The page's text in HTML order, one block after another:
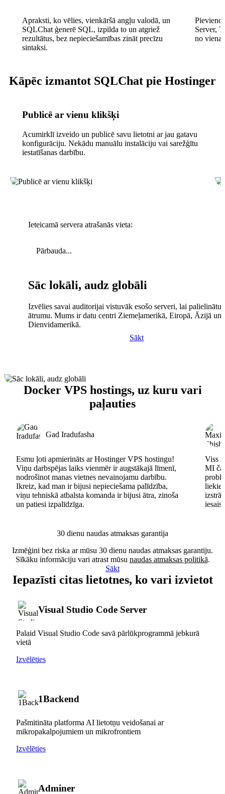
Apraksti, ko vēlies, vienkāršā angļu valodā, un
SQLChat ģenerē SQL, izpilda to un atgriež
rezultātus, bez nepieciešamības zināt precīzu
sintaksi.
Server,
no
Kāpēc izmantot SQLChat pie Hostinger
Publicē ar vienu klikšķi
Acumirklī izveido un publicē savu lietotni ar jau gatavu
konfigurāciju. Nekādu manuālu instalāciju vai sarežģītu
iestatīšanas darbību.
Ieteicamā servera atrašanās vieta:
Pārbauda...
Sāc lokāli, audz globāli
Izvēlies savai auditorijai vistuvāk esošo serveri, lai palielinātu
ātrumu. Mums ir datu centri Ziemeļamerikā, Eiropā, Āzijā un
Dienvidamerikā.
Sākt
Docker VPS hostings, uz kuru vari
paļauties
Gad Iradufasha
Esmu ļoti apmierināts ar Hostinger VPS hostingu!
Viņu darbspējas laiks vienmēr ir augstākajā līmenī,
nodrošinot manas vietnes nevainojamu darbību.
Ikreiz, kad man ir bijusi nepieciešama palīdzība,
viņu tehniskā atbalsta komanda ir bijusi ātra, zinoša
un patiesi izpalīdzīga.
Viss
MI
30 dienu naudas atmaksas garantija
Izmēģini bez riska ar mūsu 30 dienu naudas atmaksas garantiju.
Sīkāku informāciju vari atrast mūsu naudas atmaksas politikā.
Sākt
Iepazīsti citas lietotnes, ko vari izvietot
Visual Studio Code Server
Palaid Visual Studio Code savā pārlūkprogrammā jebkurā
vietā
Izvēlēties
1Backend
Pašmitināta platforma AI lietotņu veidošanai ar
mikropakalpojumiem un mikrofrontiem
Izvēlēties
Adminer